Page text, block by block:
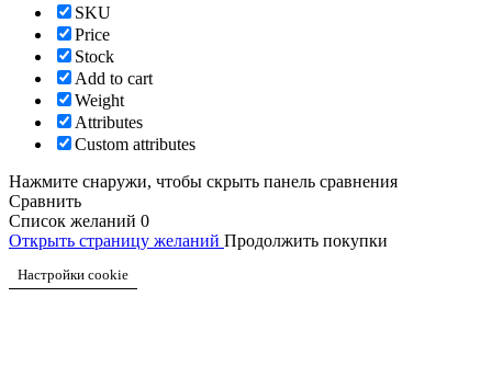
SKU
Price
Stock
Add to cart
Weight
Attributes
Custom attributes
Нажмите снаружи, чтобы скрыть панель сравнения
Сравнить
Список желаний 0
Открыть страницу желаний Продолжить покупки
Настройки cookie